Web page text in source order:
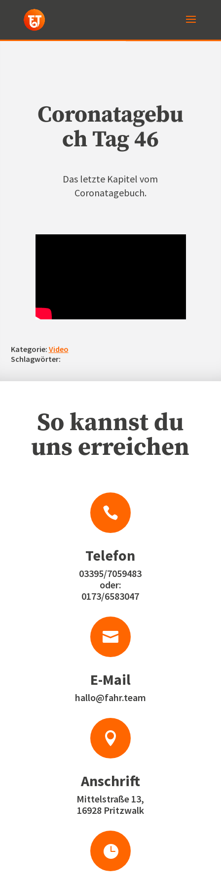
Coronatagebu
ch Tag 46
Das letzte Kapitel vom
Coronatagebuch.
Kategorie: Video
Schlagwörter:
So kannst du
uns erreichen

Telefon
03395/7059483
oder:
0173/6583047

E-Mail
hallo@fahr.team

Anschrift
Mittelstraße 13,
16928 Pritzwalk
